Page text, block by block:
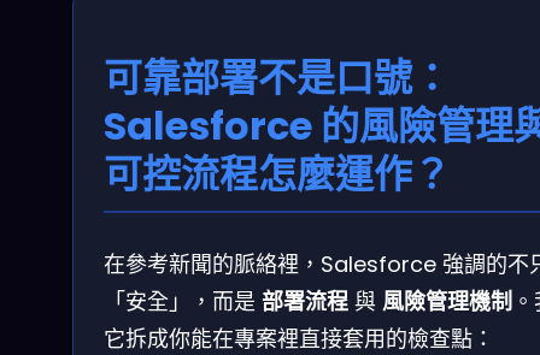
可靠部署不是口號：
Salesforce 的風險管理
可控流程怎麼運作？
在參考新聞的脈絡裡，Salesforce 強調的不
「安全」，而是 部署流程 與 風險管理機制
它拆成你能在專案裡直接套用的檢查點：